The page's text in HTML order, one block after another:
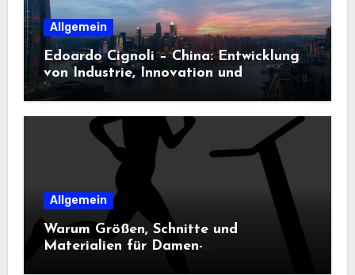
Allgemein
Edoardo Cignoli – China: Entwicklung
von Industrie, Innovation und
Technologie
Allgemein
Warum Größen, Schnitte und
Materialien für Damen-